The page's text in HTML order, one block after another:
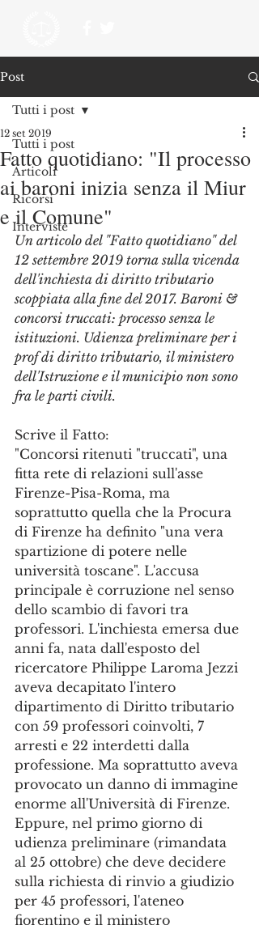
Post
Tutti i post
Articoli
Ricorsi
Interviste
Tutti i post
Fatto quotidiano: "Il processo
ai baroni inizia senza il Miur
e il Comune"
12 set 2019
Un articolo del "Fatto quotidiano" del
12 settembre 2019 torna sulla vicenda
dell'inchiesta di diritto tributario
scoppiata alla fine del 2017. Baroni &
concorsi truccati: processo senza le
istituzioni. Udienza preliminare per i
prof di diritto tributario, il ministero
dell'Istruzione e il municipio non sono
fra le parti civili.
Scrive il Fatto:
"Concorsi ritenuti "truccati", una
fitta rete di relazioni sull'asse
Firenze-Pisa-Roma, ma
soprattutto quella che la Procura
di Firenze ha definito "una vera
spartizione di potere nelle
università toscane". L'accusa
principale è corruzione nel senso
dello scambio di favori tra
professori. L'inchiesta emersa due
anni fa, nata dall'esposto del
ricercatore Philippe Laroma Jezzi
aveva decapitato l'intero
dipartimento di Diritto tributario
con 59 professori coinvolti, 7
arresti e 22 interdetti dalla
professione. Ma soprattutto aveva
provocato un danno di immagine
enorme all'Università di Firenze.
Eppure, nel primo giorno di
udienza preliminare (rimandata
al 25 ottobre) che deve decidere
sulla richiesta di rinvio a giudizio
per 45 professori, l'ateneo
fiorentino e il ministero